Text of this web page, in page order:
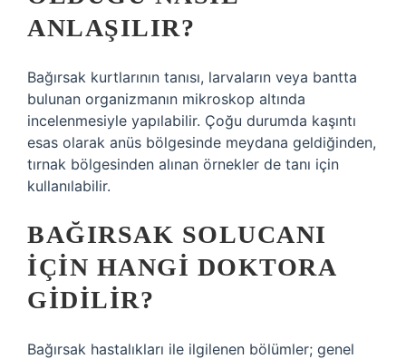
ANLAŞILIR?
Bağırsak kurtlarının tanısı, larvaların veya bantta
bulunan organizmanın mikroskop altında
incelenmesiyle yapılabilir. Çoğu durumda kaşıntı
esas olarak anüs bölgesinde meydana geldiğinden,
tırnak bölgesinden alınan örnekler de tanı için
kullanılabilir.
BAĞIRSAK SOLUCANI
IÇIN HANGI DOKTORA
GIDILIR?
Bağırsak hastalıkları ile ilgilenen bölümler; genel